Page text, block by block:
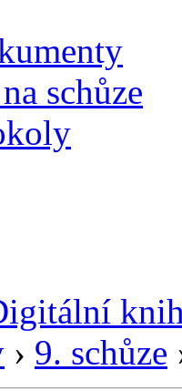
schůze
› 9. schůze